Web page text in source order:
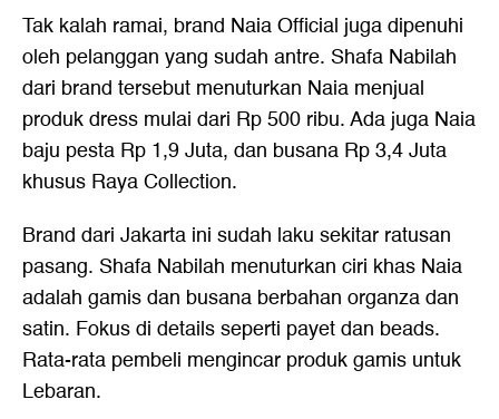
Tak kalah ramai, brand Naia Official juga dipenuhi
oleh pelanggan yang sudah antre. Shafa Nabilah
dari brand tersebut menuturkan Naia menjual
produk dress mulai dari Rp 500 ribu. Ada juga Naia
baju pesta Rp 1,9 Juta, dan busana Rp 3,4 Juta
khusus Raya Collection.
Brand dari Jakarta ini sudah laku sekitar ratusan
pasang. Shafa Nabilah menuturkan ciri khas Naia
adalah gamis dan busana berbahan organza dan
satin. Fokus di details seperti payet dan beads.
Rata-rata pembeli mengincar produk gamis untuk
Lebaran.